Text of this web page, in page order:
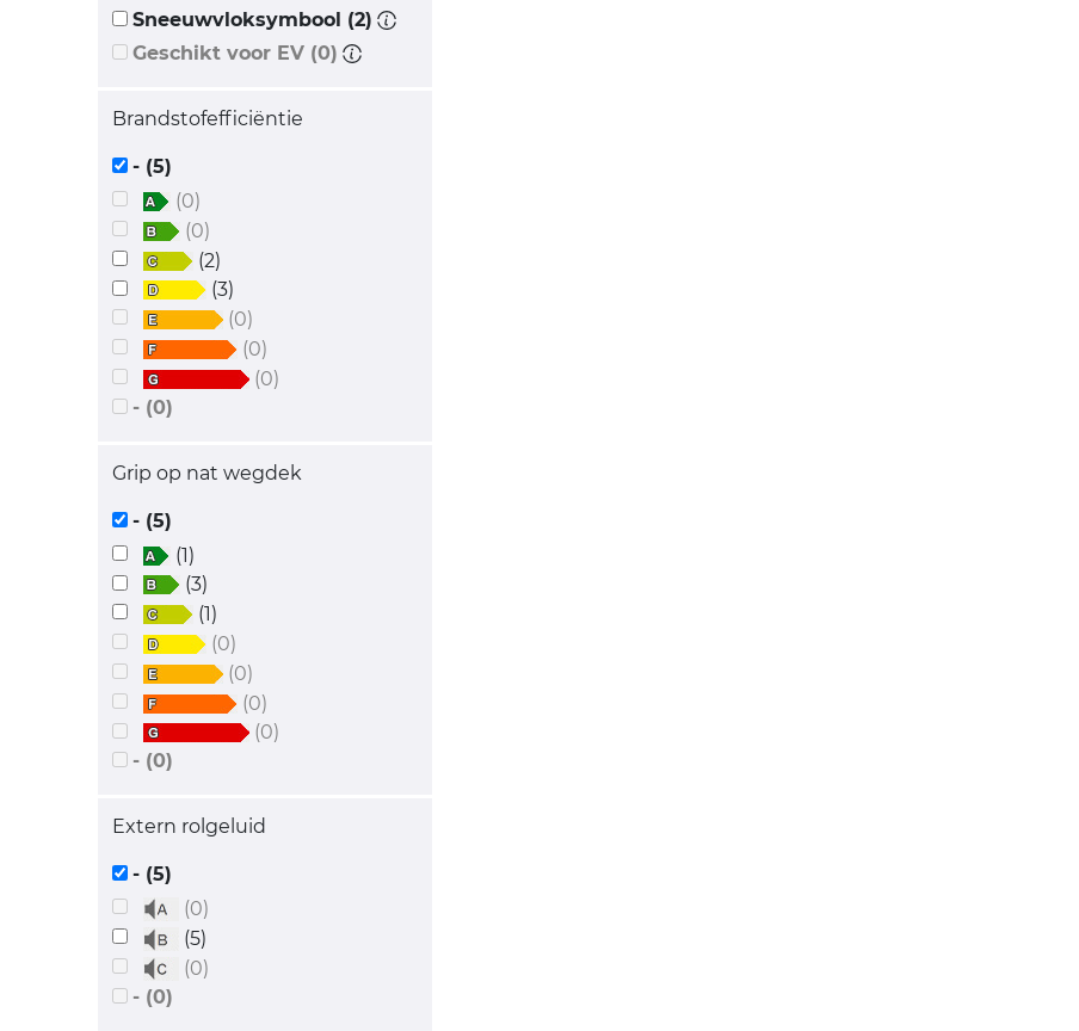
Sneeuwvloksymbool (2)
Geschikt voor EV (0)
Brandstofefficiëntie
- (5)
(0)
(0)
(2)
(3)
(0)
(0)
(0)
- (0)
Grip op nat wegdek
- (5)
(1)
(3)
(1)
(0)
(0)
(0)
(0)
- (0)
Extern rolgeluid
- (5)
(0)
(5)
(0)
- (0)